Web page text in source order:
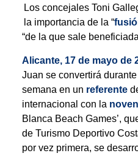
Los concejales Toni
la importancia de la “
“de la que sale
Alicante, 17 de mayo de
Juan se convertirá
semana en un referente
internacional con la
Blanca Beach Games’,
de Turismo Deportivo
por vez primera, se